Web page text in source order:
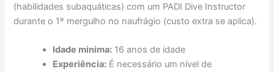
(habilidades subaquáticas) com um PADI Dive Instructor
durante o 1º mergulho no naufrágio (custo extra se aplica).
Idade minima: 16 anos de idade
Experiência: É necessário um nível de